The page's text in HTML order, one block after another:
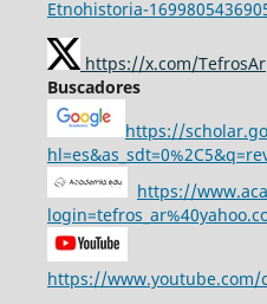
Etnohistoria-
https://x.com/TefrosAr
Buscadores
https://
https://
https://www.youtube.com/